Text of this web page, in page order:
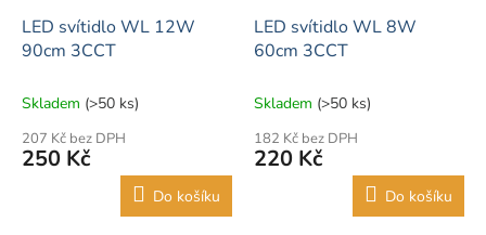
LED svítidlo WL 12W
90cm 3CCT
Skladem (>50 ks)
207 Kč bez DPH
250 Kč
Do košíku
LED svítidlo WL 8W
60cm 3CCT
Skladem (>50 ks)
182 Kč bez DPH
220 Kč
Do košíku